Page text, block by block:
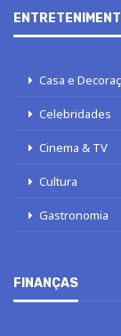
Casa e
Celebridades
Cinema & TV
Cultura
Gastronomia
FINANÇAS